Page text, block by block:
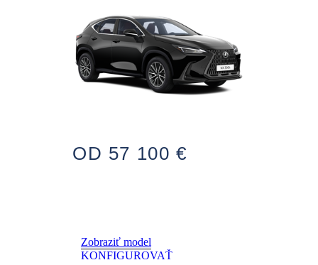
OD 57 100 €
Zobraziť model
KONFIGUROVAŤ